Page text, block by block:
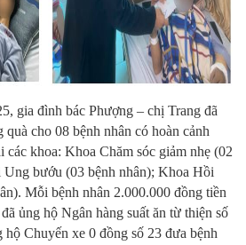
gia đình bác Phượng – chị Trang đã
quà cho 08 bệnh nhân có hoàn cảnh
các khoa: Khoa Chăm sóc giảm nhẹ (02
bướu (03 bệnh nhân); Khoa Hồi
Mỗi bệnh nhân 2.000.000 đồng tiền
ủng hộ Ngân hàng suất ăn từ thiện số
Chuyến xe 0 đồng số 23 đưa bệnh